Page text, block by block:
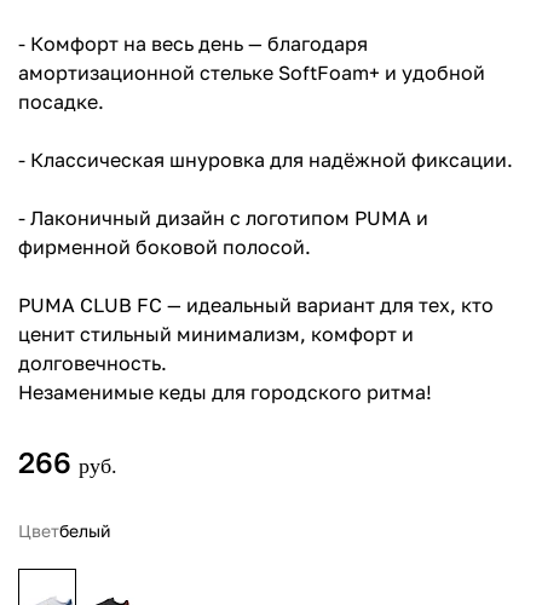
- Комфорт на весь день — благодаря
амортизационной стельке SoftFoam+ и удобной
посадке.
- Классическая шнуровка для надёжной фиксации.
- Лаконичный дизайн с логотипом PUMA и
фирменной боковой полосой.
PUMA CLUB FC — идеальный вариант для тех, кто
ценит стильный минимализм, комфорт и
долговечность.
Незаменимые кеды для городского ритма!
266 руб.
Цветбелый